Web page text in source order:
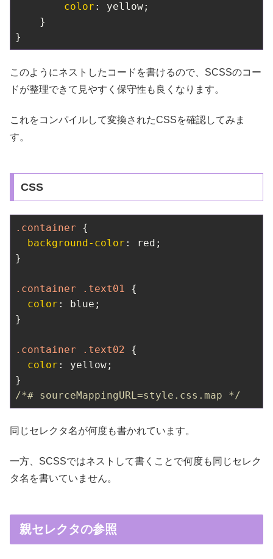
color : yellow;
    }
}
このようにネストしたコードを書けるので、SCSSのコー
ドが整理できて見やすく保守性も良くなります。
これをコンパイルして変換されたCSSを確認してみま
す。
CSS
.container {
background-color : red;
}
.container .text01 {
color : blue;
}
.container .text02 {
color : yellow;
/*# sourceMappingURL=style.css.map */
同じセレクタ名が何度も書かれています。
一方、SCSSではネストして書くことで何度も同じセレク
タ名を書いていません。
親セレクタの参照